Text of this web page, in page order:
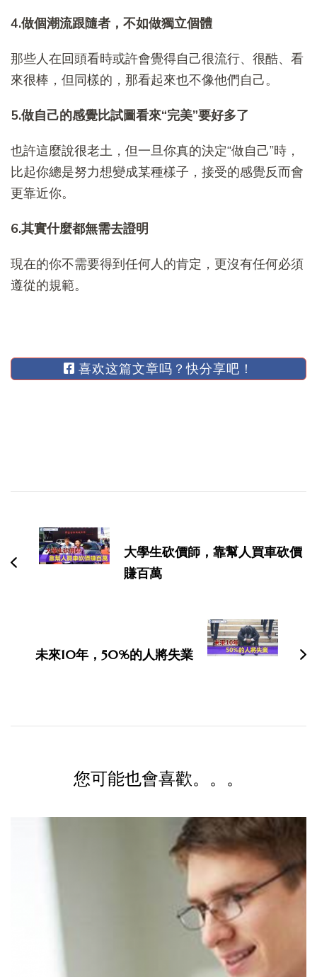
4.做個潮流跟隨者，不如做獨立個體
那些人在回頭看時或許會覺得自己很流行、很酷、看
來很棒，但同樣的，那看起來也不像他們自己。
5.做自己的感覺比試圖看來“完美”要好多了
也許這麼說很老土，但一旦你真的決定“做自己”時，
比起你總是努力想變成某種樣子，接受的感覺反而會
更靠近你。
6.其實什麼都無需去證明
現在的你不需要得到任何人的肯定，更沒有任何必須
遵從的規範。
喜欢这篇文章吗？快分享吧！
航
大學生砍價師，靠幫人買車砍價
賺百萬
未來10年，50%的人將失業
您可能也會喜歡。。。